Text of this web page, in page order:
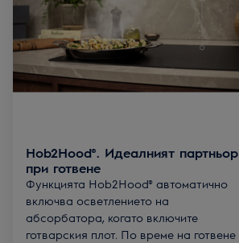
Hob2Hood®. Идеалният партньор
при готвене
Функцията Hob2Hood® автоматично
включва осветлението на
абсорбатора, когато включите
готварския плот. По време на готвене